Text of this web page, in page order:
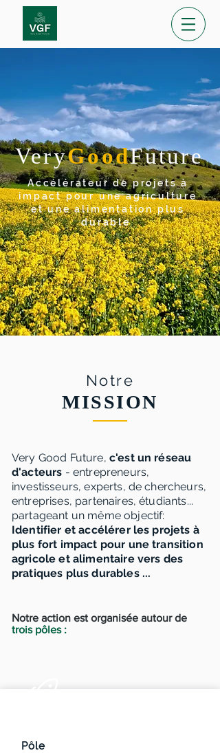
VeryGoodFuture
Accélérateur de projets à
impact pour une agriculture
et une alimentation plus
durable
Notre
MISSION
Very Good Future, c'est un réseau
d'acteurs - entrepreneurs,
investisseurs, experts, de chercheurs,
entreprises, partenaires, étudiants...
partageant un même objectif:
Identifier et accélérer les projets à
plus fort impact pour une transition
agricole et alimentaire vers des
pratiques plus durables ...
Notre action est organisée autour de
trois pôles :
Pôle